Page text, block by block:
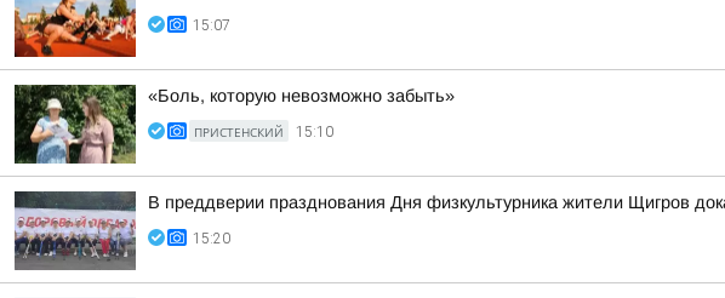
15:07
«Боль, которую невозможно забыть»
ПРИСТЕНСКИЙ 15:10
В преддверии празднования Дня физкультурника жители Щигров
15:20